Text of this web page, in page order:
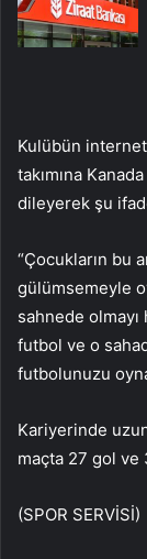
Kulübün
takımına
dileyerek şu
“Çocukların bu
gülümsemeyle
sahnede
futbol ve o
futbolunuzu
Kariyerinde
maçta 27 gol
(SPOR SERVİSİ)